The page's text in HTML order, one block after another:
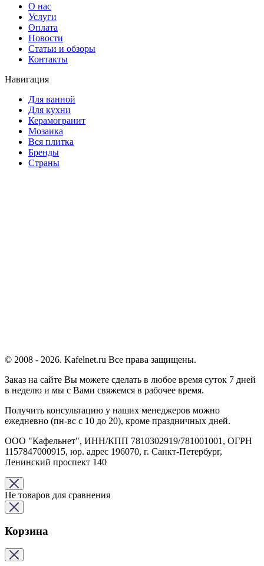
О нас
Услуги
Оплата
Новости
Статьи и обзоры
Контакты
Навигация
Для ванной
Для кухни
Керамогранит
Мозаика
Вся плитка
Бренды
Страны
© 2008 - 2026. Kafelnet.ru Все права защищены.
Заказ на сайте Вы можете сделать в любое время суток 7 дней
в неделю и мы с Вами свяжемся в рабочее время.
Получить консультацию у наших менеджеров можно
ежедневно (пн-вс с 10 до 20), кроме праздничных дней.
ООО "Кафельнет", ИНН/КПП 7810302919/781001001, ОГРН
1157847000915, юр. адрес 196070, г. Санкт-Петербург,
Ленинский проспект 140
Не товаров для сравнения
Корзина